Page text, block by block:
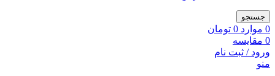
جستجو
0 موارد 0 تومان
0 مقایسه
ورود / ثبت نام
منو